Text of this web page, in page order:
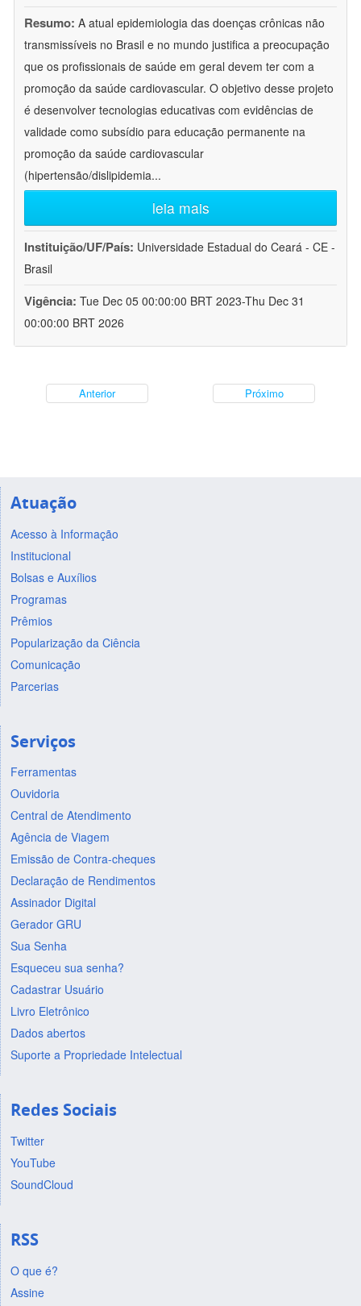
Resumo: A atual epidemiologia das doenças crônicas não
transmissíveis no Brasil e no mundo justifica a preocupação
que os profissionais de saúde em geral devem ter com a
promoção da saúde cardiovascular. O objetivo desse projeto
é desenvolver tecnologias educativas com evidências de
validade como subsídio para educação permanente na
promoção da saúde cardiovascular
(hipertensão/dislipidemia...
leia mais
Instituição/UF/País: Universidade Estadual do Ceará - CE -
Brasil
Vigência: Tue Dec 05 00:00:00 BRT 2023-Thu Dec 31
00:00:00 BRT 2026
Anterior Próximo
Atuação
Acesso à Informação
Institucional
Bolsas e Auxílios
Programas
Prêmios
Popularização da Ciência
Comunicação
Parcerias
Serviços
Ferramentas
Ouvidoria
Central de Atendimento
Agência de Viagem
Emissão de Contra-cheques
Declaração de Rendimentos
Assinador Digital
Gerador GRU
Sua Senha
Esqueceu sua senha?
Cadastrar Usuário
Livro Eletrônico
Dados abertos
Suporte a Propriedade Intelectual
Redes Sociais
Twitter
YouTube
SoundCloud
RSS
O que é?
Assine